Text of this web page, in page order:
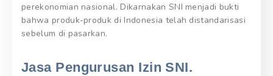
perekonomian nasional. Dikarnakan SNI menjadi bukti
bahwa produk-produk di Indonesia telah distandarisasi
sebelum di pasarkan.
Jasa Pengurusan Izin SNI.